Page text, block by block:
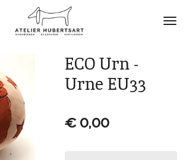
ECO Urn -
Urne EU33
€ 0,00